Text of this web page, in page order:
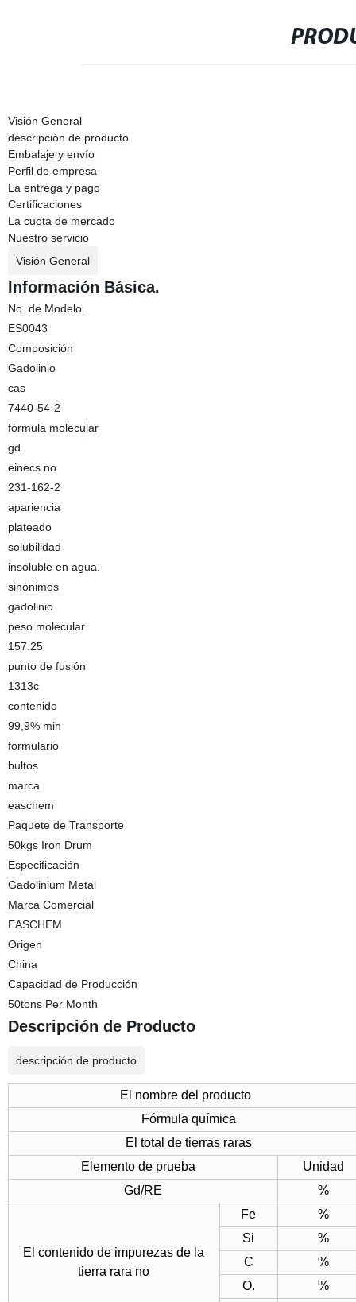
Visión General
descripción de producto
Embalaje y envío
Perfil de empresa
La entrega y pago
Certificaciones
La cuota de mercado
Nuestro servicio
Visión General
Información Básica.
No. de Modelo.
ES0043
Composición
Gadolinio
cas
7440-54-2
fórmula molecular
gd
einecs no
231-162-2
apariencia
plateado
solubilidad
insoluble en agua.
sinónimos
gadolinio
peso molecular
157.25
punto de fusión
1313c
contenido
99,9% min
formulario
bultos
marca
easchem
Paquete de Transporte
50kgs Iron Drum
Especificación
Gadolinium Metal
Marca Comercial
EASCHEM
Origen
China
Capacidad de Producción
50tons Per Month
Descripción de Producto
descripción de producto
El nombre del producto
Fórmula química
El total de tierras raras
Elemento de prueba
Unidad
Gd/RE
%
El contenido de impurezas de la
tierra rara no
Fe
%
Si
%
C
%
O.
%